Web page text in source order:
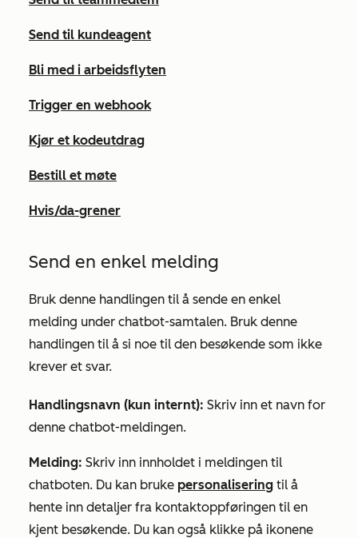
Send til kundeagent
Bli med i arbeidsflyten
Trigger en webhook
Kjør et kodeutdrag
Bestill et møte
Hvis/da-grener
Send en enkel melding
Bruk denne handlingen til å sende en enkel
melding under chatbot-samtalen. Bruk denne
handlingen til å si noe til den besøkende som ikke
krever et svar.
Handlingsnavn (kun internt): Skriv inn et navn for
denne chatbot-meldingen.
Melding: Skriv inn innholdet i meldingen til
chatboten. Du kan bruke personalisering til å
hente inn detaljer fra kontaktoppføringen til en
kjent besøkende. Du kan også klikke på ikonene